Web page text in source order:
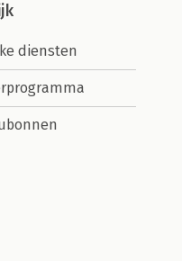
diensten